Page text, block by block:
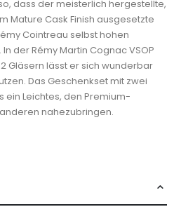
dass der meisterlich hergestellte,
Mature Cask Finish ausgesetzte
Cointreau selbst hohen
der Rémy Martin Cognac VSOP
Gläsern lässt er sich wunderbar
Das Geschenkset mit zwei
Leichtes, den Premium-
nahezubringen.